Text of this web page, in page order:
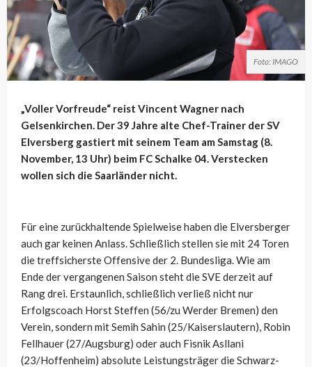
Foto: IMAGO
„Voller Vorfreude“ reist Vincent Wagner nach
Gelsenkirchen. Der 39 Jahre alte Chef-Trainer der SV
Elversberg gastiert mit seinem Team am Samstag (8.
November, 13 Uhr) beim FC Schalke 04. Verstecken
wollen sich die Saarländer nicht.
Für eine zurückhaltende Spielweise haben die Elversberger
auch gar keinen Anlass. Schließlich stellen sie mit 24 Toren
die treffsicherste Offensive der 2. Bundesliga. Wie am
Ende der vergangenen Saison steht die SVE derzeit auf
Rang drei. Erstaunlich, schließlich verließ nicht nur
Erfolgscoach Horst Steffen (56/zu Werder Bremen) den
Verein, sondern mit Semih Sahin (25/Kaiserslautern), Robin
Fellhauer (27/Augsburg) oder auch Fisnik Asllani
(23/Hoffenheim) absolute Leistungsträger die Schwarz-